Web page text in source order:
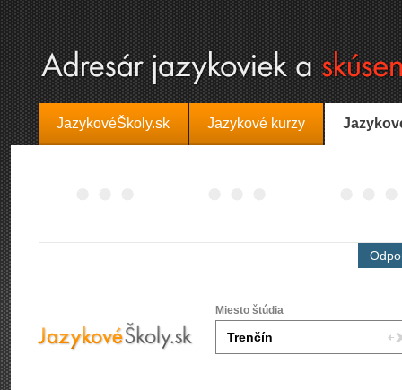
JazykovéŠkoly.sk Jazykové kurzy
Miesto štúdia